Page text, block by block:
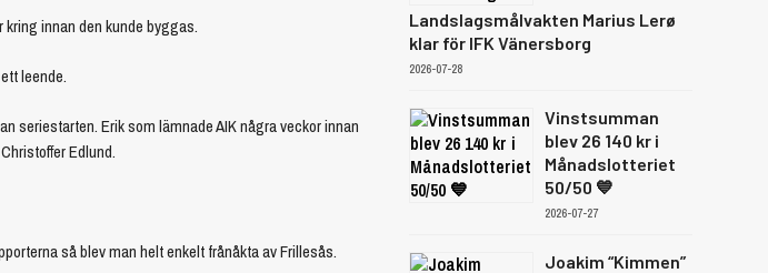
innan den kunde byggas.
leende.
seriestarten. Erik som lämnade AIK några veckor innan
Edlund.
så blev man helt enkelt frånåkta av Frillesås.
Landslagsmålvakten Marius Lerø
klar för IFK Vänersborg
2026-07-28
Vinstsumman
blev 26 140 kr i
Månadslotteriet
50/50 💙
2026-07-27
Joakim “Kimmen”